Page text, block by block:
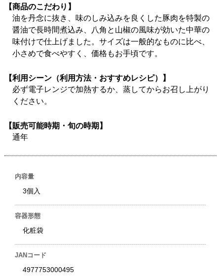
【商品のこだわり】
油を丹念に抜き、味のしみ込みを良くした豚肉を特製の
醤油で長時間煮込み、八角と山椒の風味が効いた中華の
味付けで仕上げました。サイズは一般的なものに比べ、
小さめで食べやすく、価格もお手頃です。
【利用シーン（利用方法・おすすめレシピ）】
必ず電子レンジで加熱するか、蒸してからお召し上がり
ください。
【販売可能時期・旬の時期】
通年
内容量
3個入
容器形態
化粧袋
JANコード
4977753000495